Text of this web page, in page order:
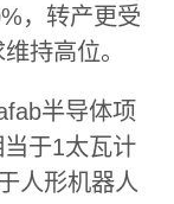
，转产更受
持高位。
半导体项
于1太瓦计
人形机器人